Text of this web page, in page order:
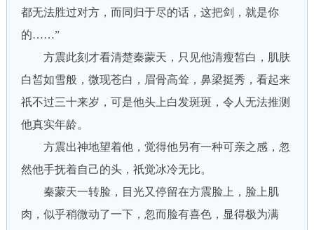
都无法胜过对方，而同归于尽的话，这把剑，就是你
的……”
方震此刻才看清楚秦蒙天，只见他清瘦皙白，肌肤
白皙如雪般，微现苍白，眉骨高耸，鼻梁挺秀，看起来
祇不过三十来岁，可是他头上白发斑斑，令人无法推测
他真实年龄。
方震出神地望着他，觉得他另有一种可亲之感，忽
然他手抚着自己的头，祇觉冰冷无比。
秦蒙天一转脸，目光又停留在方震脸上，脸上肌
肉，似乎稍微动了一下，忽而脸有喜色，显得极为满